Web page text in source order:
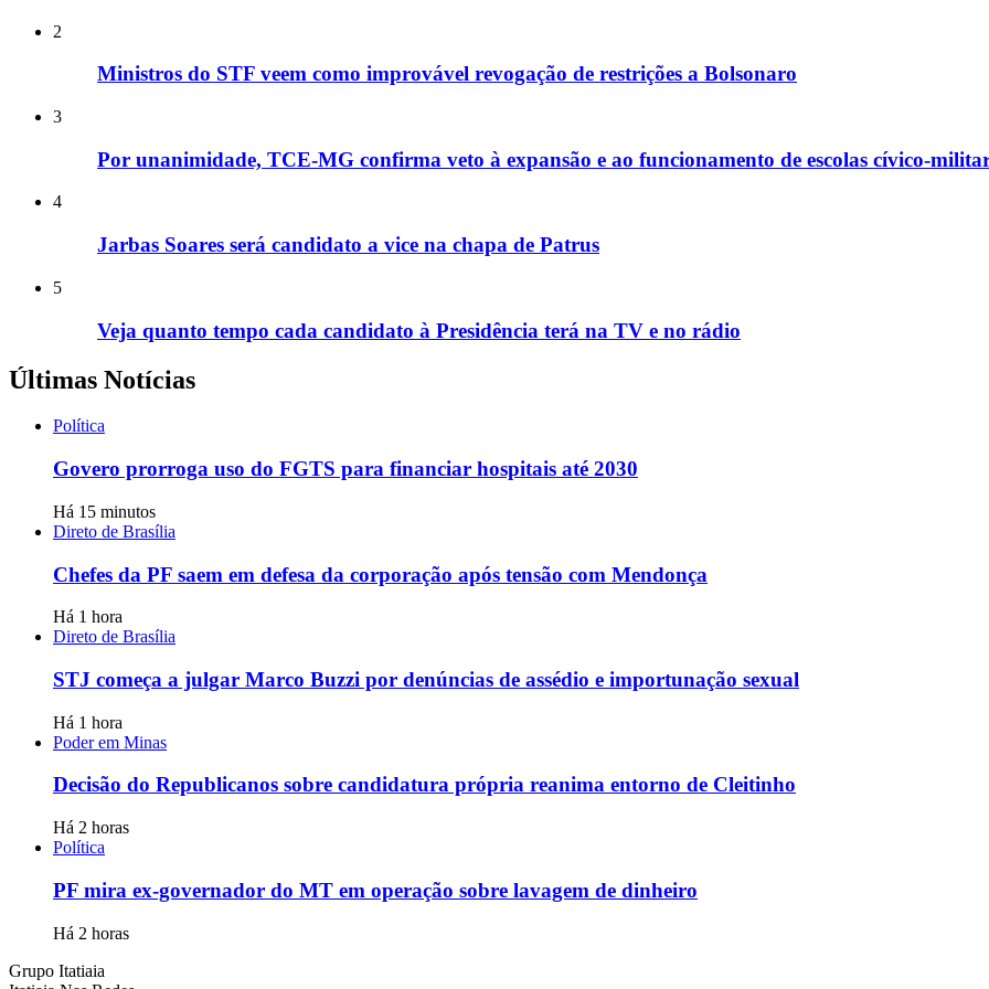
2
Ministros do STF veem como improvável revogação de restrições a Bolsonaro
3
Por unanimidade, TCE-MG confirma veto à expansão e ao funcionamento de escolas cívico-
4
Jarbas Soares será candidato a vice na chapa de Patrus
5
Veja quanto tempo cada candidato à Presidência terá na TV e no rádio
Últimas Notícias
Política
Govero prorroga uso do FGTS para financiar hospitais até 2030
Há 15 minutos
Direto de Brasília
Chefes da PF saem em defesa da corporação após tensão com Mendonça
Há 1 hora
Direto de Brasília
STJ começa a julgar Marco Buzzi por denúncias de assédio e importunação sexual
Há 1 hora
Poder em Minas
Decisão do Republicanos sobre candidatura própria reanima entorno de Cleitinho
Há 2 horas
Política
PF mira ex-governador do MT em operação sobre lavagem de dinheiro
Há 2 horas
Grupo Itatiaia